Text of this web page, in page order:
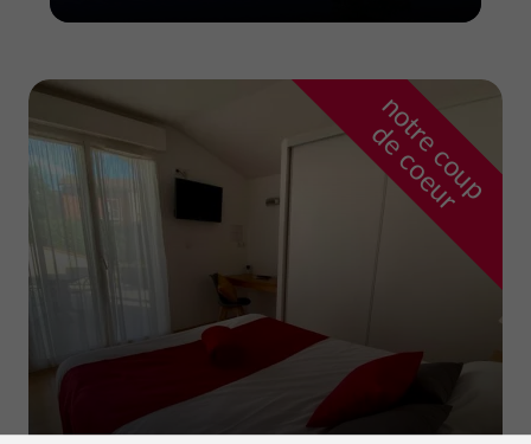
n
o
t
r
e
c
o
u
p
d
e
c
o
e
u
r